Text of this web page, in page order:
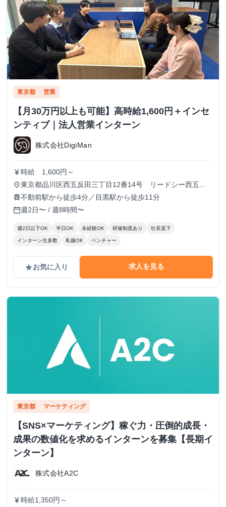
東京都 営業
【月30万円以上も可能】高時給1,600円＋インセ
ンティブ｜法人営業インターン
株式会社DigiMan
currency_yen 時給 1,600円～
place東京都品川区西五反田三丁目12番14号 リードシー西五反
田ビル7-8階（受付8階）
train不動前駅から徒歩4分／目黒駅から徒歩11分
calendar_today週2日〜 / 週8時間〜
週2日以下OK 半日OK 未経験OK 研修制度あり 社長直下
インターン生多数 私服OK ベンチャー
gradeお気に入り 求人を見る
東京都 マーケティング
【SNS×マーケティング】稼ぐ力・圧倒的成長・
成果の数値化を求めるインターンを募集【長期イ
ンターン】
株式会社A2C
currency_yen 時給1,350円～